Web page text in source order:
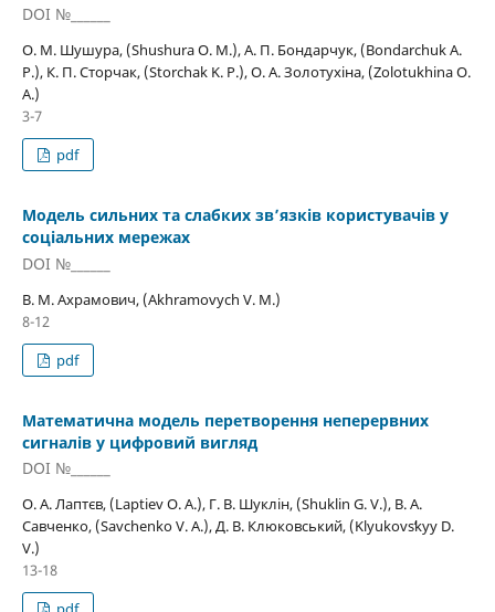
DOI №______
О. М. Шушура, (Shushura O. M.), А. П. Бондарчук, (Bondarchuk A.
P.), К. П. Сторчак, (Storchak K. P.), О. А. Золотухіна, (Zolotukhina O.
A.)
3-7
pdf
Модель сильних та слабких зв’язків користувачів у
соціальних мережах
DOI №______
В. М. Ахрамович, (Akhramovych V. M.)
8-12
pdf
Математична модель перетворення неперервних
сигналів у цифровий вигляд
DOI №______
О. А. Лаптєв, (Laptiev O. A.), Г. В. Шуклін, (Shuklin G. V.), В. А.
Савченко, (Savchenko V. A.), Д. В. Клюковський, (Klyukovsʹkyy D.
V.)
13-18